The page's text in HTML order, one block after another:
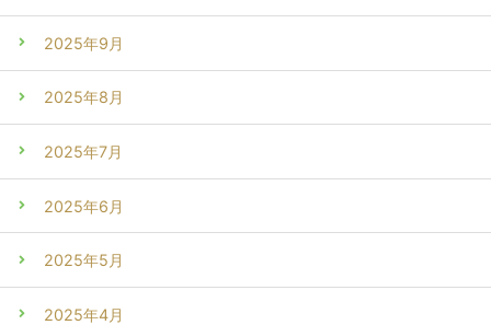
2025年9月
2025年8月
2025年7月
2025年6月
2025年5月
2025年4月